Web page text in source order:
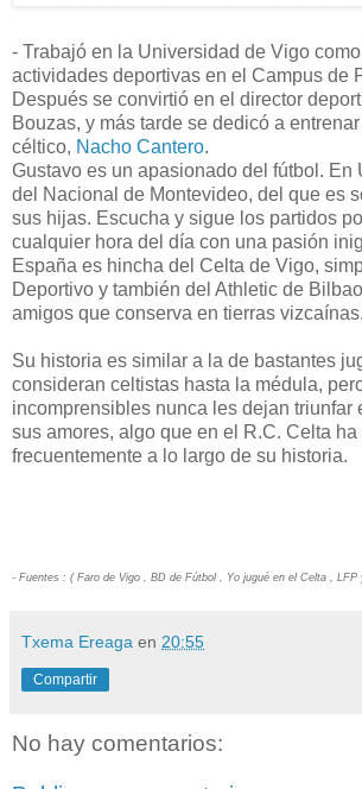
- Trabajó en la Universidad de Vigo
actividades deportivas en el Campus de
Después se convirtió en el director
Bouzas, y más tarde se dedicó a
céltico, Nacho Cantero.
Gustavo es un apasionado del fútbol. En
del Nacional de Montevideo, del que es
sus hijas. Escucha y sigue los partidos
cualquier hora del día con una pasión
España es hincha del Celta de Vigo,
Deportivo y también del Athletic de
amigos que conserva en tierras vizcaínas.
Su historia es similar a la de bastantes
consideran celtistas hasta la médula,
incomprensibles nunca les dejan triunfar
sus amores, algo que en el R.C. Celta
frecuentemente a lo largo de su historia.
- Fuentes : ( Faro de Vigo , BD de Fútbol , Yo jugué en el Celta , LFP
Txema Ereaga en 20:55
Compartir
No hay comentarios: